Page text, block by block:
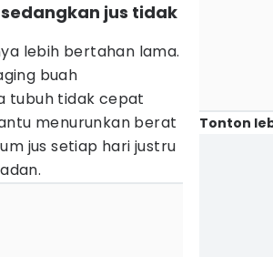
jus tidak
lebih bertahan lama.
buah
tubuh tidak cepat
menurunkan berat
jus setiap hari justru
Tonton